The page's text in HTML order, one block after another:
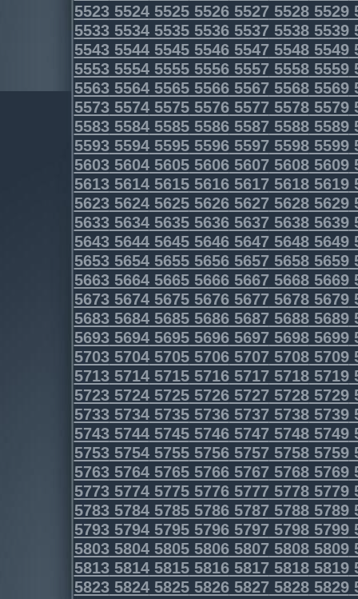
5523552455255526552755285529
5533553455355536553755385539
5543554455455546554755485549
5553555455555556555755585559
5563556455655566556755685569
5573557455755576557755785579
5583558455855586558755885589
5593559455955596559755985599
5603560456055606560756085609
5613561456155616561756185619
5623562456255626562756285629
5633563456355636563756385639
5643564456455646564756485649
5653565456555656565756585659
5663566456655666566756685669
5673567456755676567756785679
5683568456855686568756885689
5693569456955696569756985699
5703570457055706570757085709
5713571457155716571757185719
5723572457255726572757285729
5733573457355736573757385739
5743574457455746574757485749
5753575457555756575757585759
5763576457655766576757685769
5773577457755776577757785779
5783578457855786578757885789
5793579457955796579757985799
5803580458055806580758085809
5813581458155816581758185819
5823582458255826582758285829